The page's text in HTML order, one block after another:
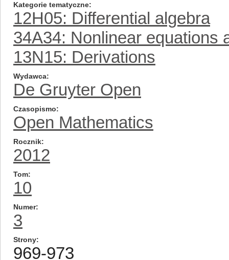
Kategorie tematyczne
12H05: Differential algebra
34A34: Nonlinear equations
13N15: Derivations
Wydawca
De Gruyter Open
Czasopismo
Open Mathematics
Rocznik
2012
Tom
10
Numer
3
Strony
969-973